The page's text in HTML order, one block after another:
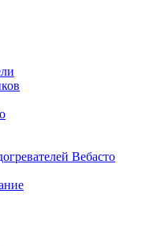
Вебасто